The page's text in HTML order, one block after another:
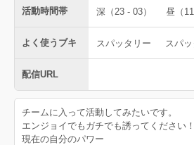
活動時間帯 深（23 - 03） 昼（11
よく使うブキ スパッタリー スパ
配信URL
チームに入って活動してみたいです。
エンジョイでもガチでも誘ってください！
現在の自分のパワー